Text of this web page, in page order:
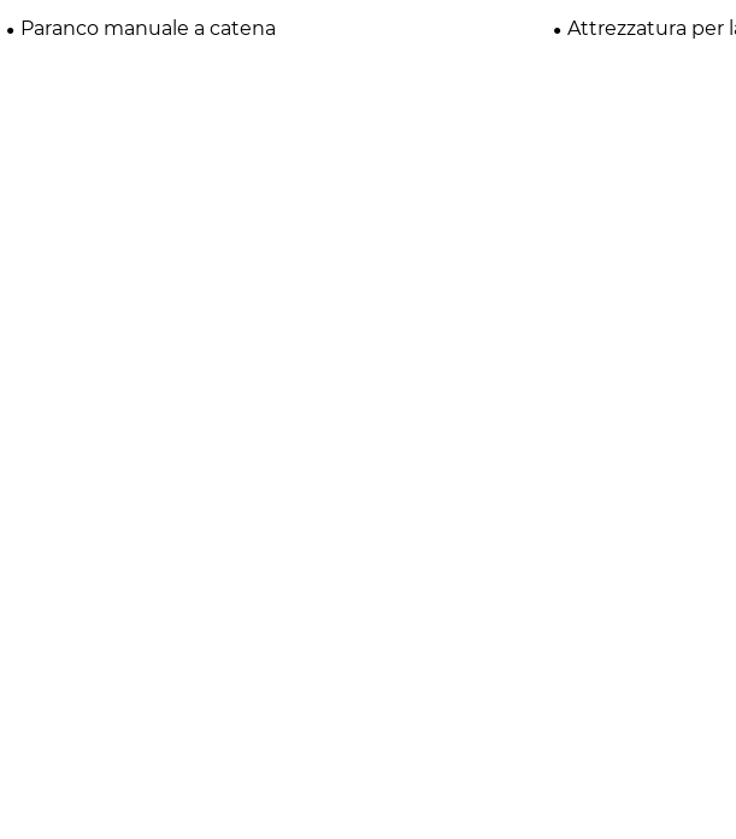
Paranco manuale a catena
Attrezzatura per